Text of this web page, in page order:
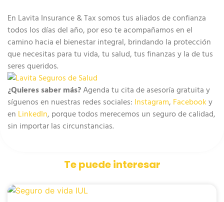
En Lavita Insurance & Tax somos tus aliados de confianza
todos los días del año, por eso te acompañamos en el
camino hacia el bienestar integral, brindando la protección
que necesitas para tu vida, tu salud, tus finanzas y la de tus
seres queridos.
¿Quieres saber más?Agenda tu cita de asesoría gratuita y
síguenos en nuestras redes sociales: Instagram, Facebook y
en LinkedIn, porque todos merecemos un seguro de calidad,
sin importar las circunstancias.
Te puede interesar